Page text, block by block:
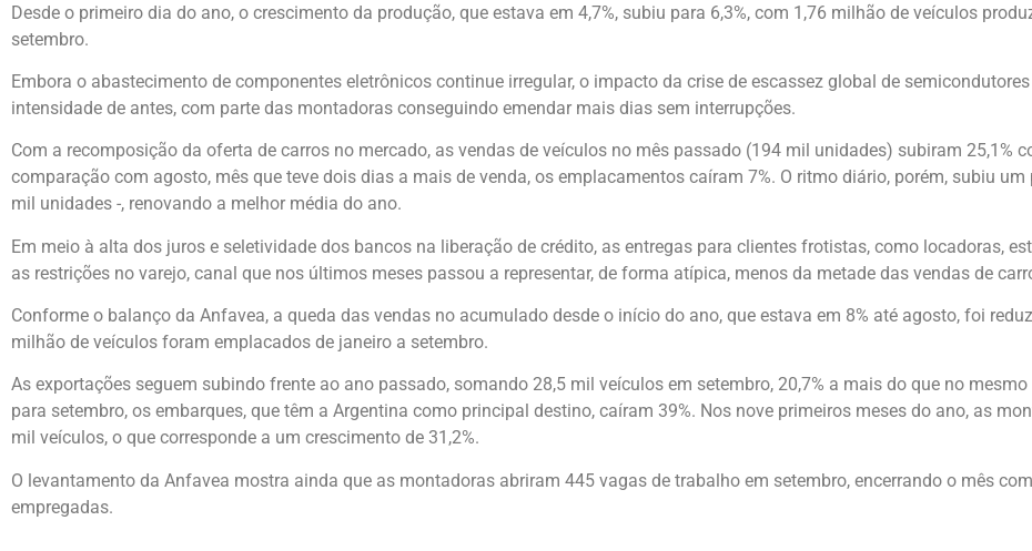
Desde o primeiro dia do ano, o crescimento da produção, que estava em 4,7%, subiu para 6,3%, com 1,76 milhão de veículos
setembro.
Embora o abastecimento de componentes eletrônicos continue irregular, o impacto da crise de escassez global de
intensidade de antes, com parte das montadoras conseguindo emendar mais dias sem interrupções.
Com a recomposição da oferta de carros no mercado, as vendas de veículos no mês passado (194 mil unidades) subiram 25,1%
comparação com agosto, mês que teve dois dias a mais de venda, os emplacamentos caíram 7%. O ritmo diário, porém, subiu
mil unidades -, renovando a melhor média do ano.
Em meio à alta dos juros e seletividade dos bancos na liberação de crédito, as entregas para clientes frotistas, como locadoras,
as restrições no varejo, canal que nos últimos meses passou a representar, de forma atípica, menos da metade das vendas de
Conforme o balanço da Anfavea, a queda das vendas no acumulado desde o início do ano, que estava em 8% até agosto, foi
milhão de veículos foram emplacados de janeiro a setembro.
As exportações seguem subindo frente ao ano passado, somando 28,5 mil veículos em setembro, 20,7% a mais do que no
para setembro, os embarques, que têm a Argentina como principal destino, caíram 39%. Nos nove primeiros meses do ano, as
mil veículos, o que corresponde a um crescimento de 31,2%.
O levantamento da Anfavea mostra ainda que as montadoras abriram 445 vagas de trabalho em setembro, encerrando o mês
empregadas.